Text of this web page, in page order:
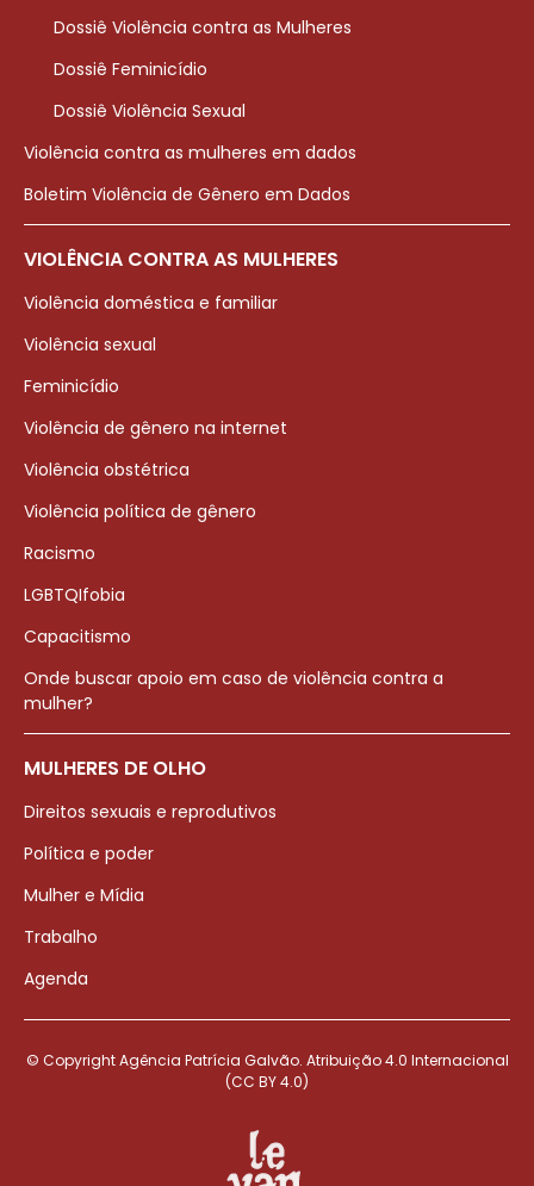
Dossiê Violência contra as Mulheres
Dossiê Feminicídio
Dossiê Violência Sexual
Violência contra as mulheres em dados
Boletim Violência de Gênero em Dados
VIOLÊNCIA CONTRA AS MULHERES
Violência doméstica e familiar
Violência sexual
Feminicídio
Violência de gênero na internet
Violência obstétrica
Violência política de gênero
Racismo
LGBTQIfobia
Capacitismo
Onde buscar apoio em caso de violência contra a
mulher?
MULHERES DE OLHO
Direitos sexuais e reprodutivos
Política e poder
Mulher e Mídia
Trabalho
Agenda
© Copyright Agência Patrícia Galvão. Atribuição 4.0 Internacional
(CC BY 4.0)